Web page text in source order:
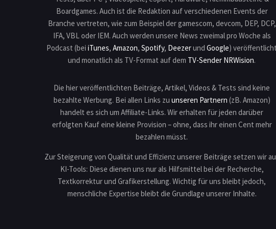
Boardgames. Auch ist die Redaktion auf verschiedenen Events der
Branche vertreten, wie zum Beispiel der gamescom, devcom, DEP, DCP,
IFA, VBL oder IEM. Auch werden unsere News zweimal pro Woche als
Podcast (bei iTunes, Amazon, Spotify, Deezerund Google)
und monatlich als TV-Format auf dem TV-Sender NRWision.
Die hier veröffentlichten Beiträge, Artikel, Videos & Tests sind keine
bezahlte Werbung. Bei allen Links zu unseren Partnern (zB. Amazon)
handelt es sich um Affiliate-Links. Wir erhalten für jeden darüber
erfolgten Kauf eine kleine Provision – ohne, dass ihr einen Cent mehr
bezahlen müsst.
Zur Steigerung von Qualität und Effizienz unserer Beiträge setzen wir
KI-Tools: Diese dienen uns nur als Hilfsmittel bei der Recherche,
Textkorrektur und Grafikerstellung. Wichtig für uns bleibt jedoch,
menschliche Expertise bleibt die Grundlage unserer Inhalte.